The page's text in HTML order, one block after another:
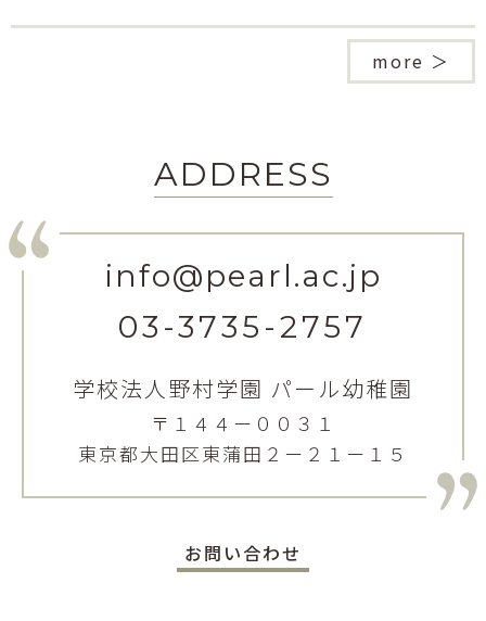
more ＞
ADDRESS
info@pearl.ac.jp
03-3735-2757
学校法人野村学園 パール幼稚園
〒１４４ー００３１
東京都大田区東蒲田２ー２１ー１５
お問い合わせ